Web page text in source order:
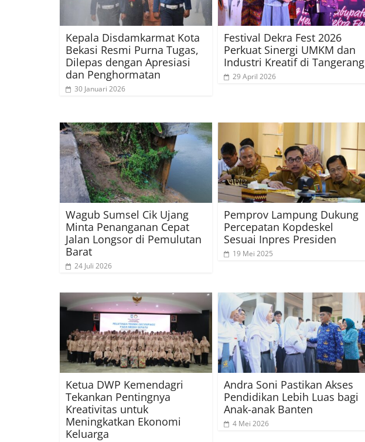
Kepala Disdamkarmat Kota
Bekasi Resmi Purna Tugas,
Dilepas dengan Apresiasi
dan Penghormatan
30 Januari 2026
Festival Dekra Fest 2026
Perkuat Sinergi UMKM dan
Industri Kreatif di Tangerang
29 April 2026
Wagub Sumsel Cik Ujang
Minta Penanganan Cepat
Jalan Longsor di Pemulutan
Barat
24 Juli 2026
Pemprov Lampung Dukung
Percepatan Kopdeskel
Sesuai Inpres Presiden
19 Mei 2025
Ketua DWP Kemendagri
Tekankan Pentingnya
Kreativitas untuk
Meningkatkan Ekonomi
Keluarga
Andra Soni Pastikan Akses
Pendidikan Lebih Luas bagi
Anak-anak Banten
4 Mei 2026